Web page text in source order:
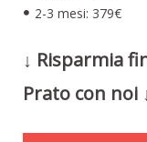
2-3 mesi: 379€
↓ Risparmia
Prato con noi